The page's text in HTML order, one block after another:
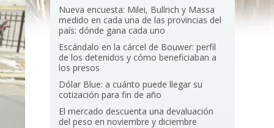
Nueva encuesta: Milei, Bullrich y Massa
medido en cada una de las provincias del
país: dónde gana cada uno
Escándalo en la cárcel de Bouwer: perfil
de los detenidos y cómo beneficiaban a
los presos
Dólar Blue: a cuánto puede llegar su
cotización para fin de año
El mercado descuenta una devaluación
del peso en noviembre y diciembre